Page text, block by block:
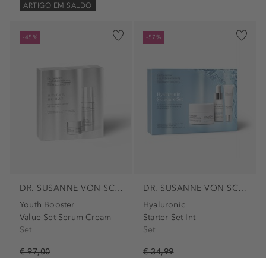
ARTIGO EM SALDO
-45%
DR. SUSANNE VON SCHMIEDEBERG
Youth Booster
Value Set Serum Cream
Set
€ 97,00
-57%
DR. SUSANNE VON SCHMIEDEBERG
Hyaluronic
Starter Set Int
Set
€ 34,99